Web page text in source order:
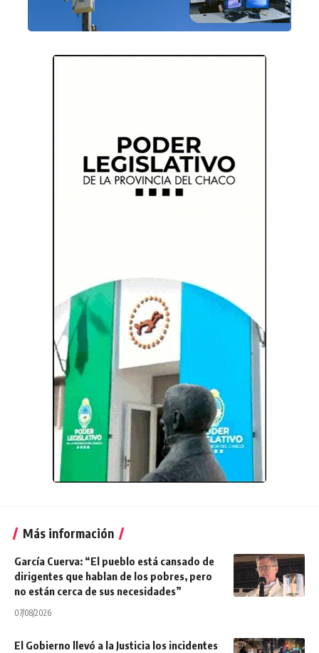
Más información
García Cuerva: “El pueblo está cansado de
dirigentes que hablan de los pobres, pero
no están cerca de sus necesidades”
07/08/2026
El Gobierno llevó a la Justicia los incidentes